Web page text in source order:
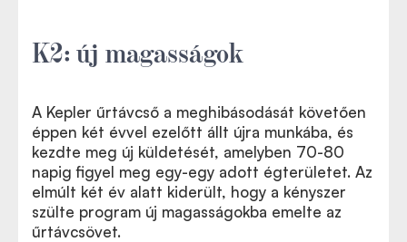
K2: új magasságok
A Kepler űrtávcső a meghibásodását követően
éppen két évvel ezelőtt állt újra munkába, és
kezdte meg új küldetését, amelyben 70-80
napig figyel meg egy-egy adott égterületet. Az
elmúlt két év alatt kiderült, hogy a kényszer
szülte program új magasságokba emelte az
űrtávcsövet.